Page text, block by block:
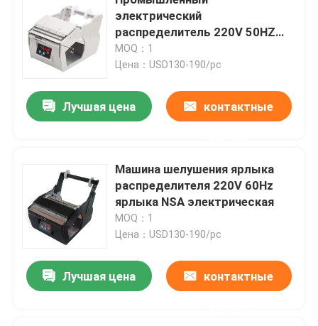
электрический
распределитель 220V 50HZ
ярлыка обозначает обнажая
машину
MOQ：1
Цена：USD130-190/pc
Лучшая цена контактные
Машина шелушения ярлыка
распределителя 220V 60Hz
ярлыка NSA электрическая
MOQ：1
Цена：USD130-190/pc
Лучшая цена контактные